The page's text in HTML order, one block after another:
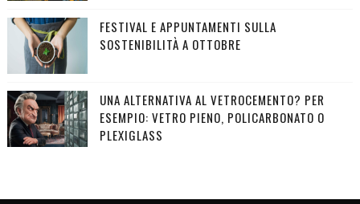
FESTIVAL E APPUNTAMENTI SULLA
SOSTENIBILITÀ A OTTOBRE
UNA ALTERNATIVA AL VETROCEMENTO? PER
ESEMPIO: VETRO PIENO, POLICARBONATO O
PLEXIGLASS